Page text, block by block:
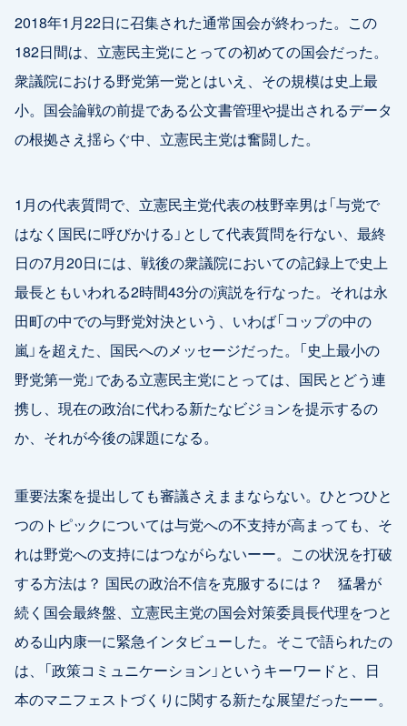
2018年1月22日に召集された通常国会が終わった。この
182日間は、立憲民主党にとっての初めての国会だった。
衆議院における野党第一党とはいえ、その規模は史上最
小。国会論戦の前提である公文書管理や提出されるデータ
の根拠さえ揺らぐ中、立憲民主党は奮闘した。
1月の代表質問で、立憲民主党代表の枝野幸男は「与党で
はなく国民に呼びかける」として代表質問を行ない、最終
日の7月20日には、戦後の衆議院においての記録上で史上
最長ともいわれる2時間43分の演説を行なった。それは永
田町の中での与野党対決という、いわば「コップの中の
嵐」を超えた、国民へのメッセージだった。「史上最小の
野党第一党」である立憲民主党にとっては、国民とどう連
携し、現在の政治に代わる新たなビジョンを提示するの
か、それが今後の課題になる。
重要法案を提出しても審議さえままならない。ひとつひと
つのトピックについては与党への不支持が高まっても、そ
れは野党への支持にはつながらないーー。この状況を打破
する方法は？ 国民の政治不信を克服するには？ 猛暑が
続く国会最終盤、立憲民主党の国会対策委員長代理をつと
める山内康一に緊急インタビューした。そこで語られたの
は、「政策コミュニケーション」というキーワードと、日
本のマニフェストづくりに関する新たな展望だったーー。